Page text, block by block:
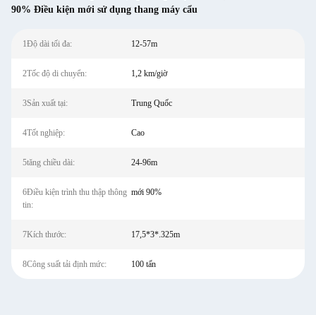
90% Điều kiện mới sử dụng thang máy cẩu
1Độ dài tối đa: 12-57m
2Tốc độ di chuyển: 1,2 km/giờ
3Sản xuất tại: Trung Quốc
4Tốt nghiệp: Cao
5tăng chiều dài: 24-96m
6Điều kiện trình thu thập thông
tin:
mới 90%
7Kích thước: 17,5*3*.325m
8Công suất tải định mức: 100 tấn